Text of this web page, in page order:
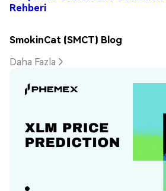
Rehberi
SmokinCat (SMCT) Blog
Daha Fazla